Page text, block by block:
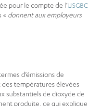
pour le compte de l’USGBC
« donnent aux employeurs
d’émissions de
des températures élevées
substantiels de dioxyde de
produite, ce qui explique